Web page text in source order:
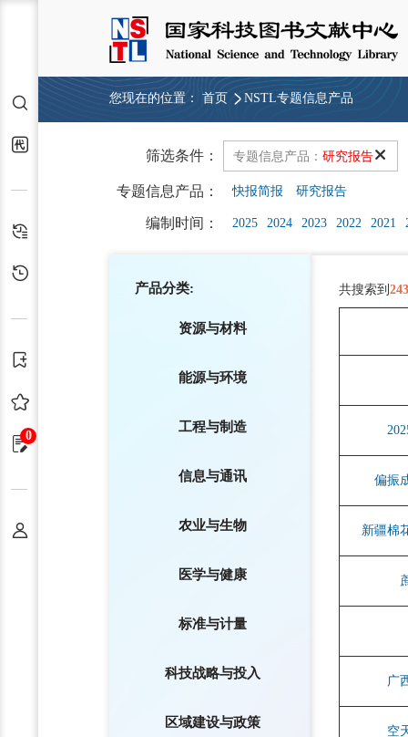
0
您现在的位置： 首页 NSTL专题信息产品
筛选条件： 专题信息产品： 研究报告
专题信息产品： 快报简报 研究报告
编制时间： 2025 2024 2023 2022 2021
产品分类:
资源与材料
能源与环境
工程与制造
信息与通讯
农业与生物
医学与健康
标准与计量
科技战略与投入
区域建设与政策
共搜索到 243
偏振
新疆棉
广
空